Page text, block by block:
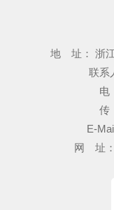
地 址： 浙江
联系
电
传
E-
网 址：